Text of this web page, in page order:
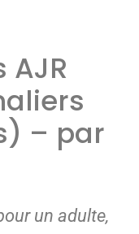
AJR
– par
un adulte,